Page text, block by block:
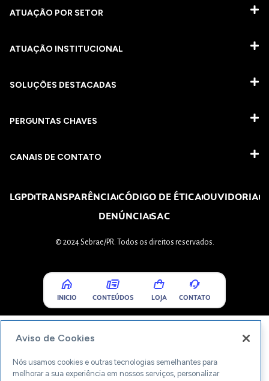
ATUAÇÃO POR SETOR
ATUAÇÃO INSTITUCIONAL
SOLUÇÕES DESTACADAS
PERGUNTAS CHAVES​
CANAIS DE CONTATO
LGPDTRANSPARÊNCIACÓDIGO DE ÉTICAOUVIDORIA
DENÚNCIASAC
© 2024 Sebrae/PR. Todos os direitos reservados.
INICIO CONTEÚDOS LOJA CONTATO
Aviso de Cookies
Nós usamos cookies e outras tecnologias semelhantes para
melhorar a sua experiência em nossos serviços, personalizar